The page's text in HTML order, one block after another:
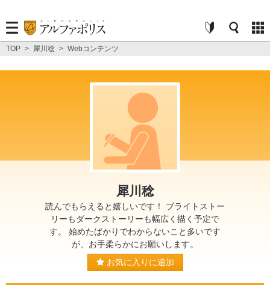
TOP > 犀川稔 > Webコンテンツ
犀川稔
読んでもらえると嬉しいです！ ブライトストー
リーもダークストーリーも幅広く描く予定で
す。 始めたばかりでわからないこと多いです
が、お手柔らかにお願いします。
お気に入りに追加